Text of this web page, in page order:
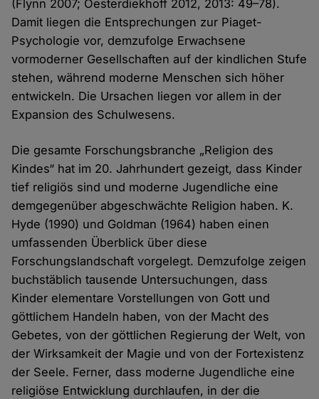
(Flynn 2007; Oesterdiekhoff 2012, 2013: 49–78).
Damit liegen die Entsprechungen zur Piaget-
Psychologie vor, demzufolge Erwachsene
vormoderner Gesellschaften auf der kindlichen Stufe
stehen, während moderne Menschen sich höher
entwickeln. Die Ursachen liegen vor allem in der
Expansion des Schulwesens.
Die gesamte Forschungsbranche „Religion des
Kindes“ hat im 20. Jahrhundert gezeigt, dass Kinder
tief religiös sind und moderne Jugendliche eine
demgegenüber abgeschwächte Religion haben. K.
Hyde (1990) und Goldman (1964) haben einen
umfassenden Überblick über diese
Forschungslandschaft vorgelegt. Demzufolge zeigen
buchstäblich tausende Untersuchungen, dass
Kinder elementare Vorstellungen von Gott und
göttlichem Handeln haben, von der Macht des
Gebetes, von der göttlichen Regierung der Welt, von
der Wirksamkeit der Magie und von der Fortexistenz
der Seele. Ferner, dass moderne Jugendliche eine
religiöse Entwicklung durchlaufen, in der die